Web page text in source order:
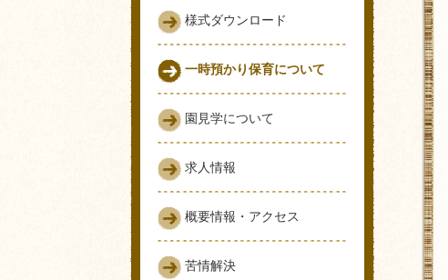
様式ダウンロード
一時預かり保育について
園見学について
求人情報
概要情報・アクセス
苦情解決